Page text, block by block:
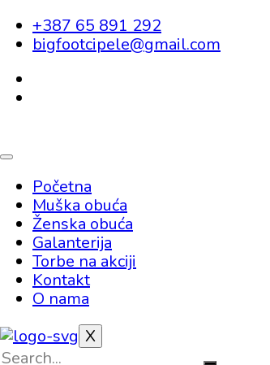
+387 65 891 292
bigfootcipele@gmail.com
Početna
Muška obuća
Ženska obuća
Galanterija
Torbe na akciji
Kontakt
O nama
X